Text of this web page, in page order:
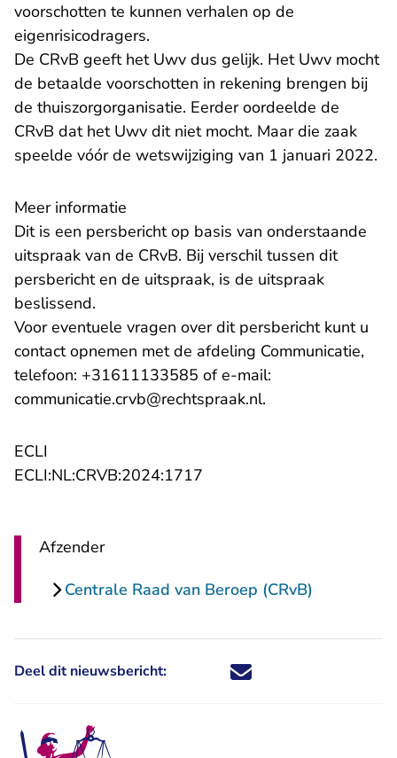
voorschotten te kunnen verhalen op de
eigenrisicodragers.
De CRvB geeft het Uwv dus gelijk. Het Uwv mocht
de betaalde voorschotten in rekening brengen bij
de thuiszorgorganisatie. Eerderoordeelde de
CRvB dat het Uwv dit niet mocht. Maar die zaak
speelde vóór de wetswijziging van 1 januari 2022.
Meer informatie
Dit is een persbericht op basis van onderstaande
uitspraak van de CRvB. Bij verschil tussen dit
persbericht en de uitspraak, is de uitspraak
beslissend.
Voor eventuele vragen over dit persbericht kunt u
contact opnemen met de afdeling Communicatie,
telefoon: +31611133585 of e-mail:
communicatie.crvb@rechtspraak.nl- U verlaat
.
ECLI
ECLI:NL:CRVB:2024:1717
Afzender
Centrale Raad van Beroep (CRvB)
Deel dit nieuwsbericht: Deel dit nieuwsbericht via X -
Deel dit nieuwsbericht via
Deel dit nieuwsbericht
Deel dit